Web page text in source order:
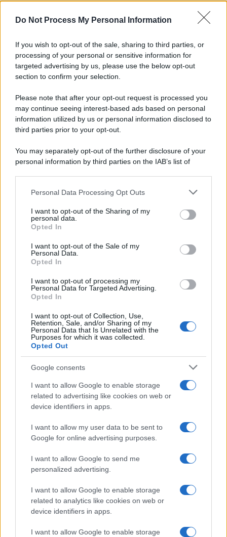
Do Not Process My Personal Information
If you wish to opt-out of the sale, sharing to third parties, or
processing of your personal or sensitive information for
targeted advertising by us, please use the below opt-out
section to confirm your selection.
Please note that after your opt-out request is processed you
may continue seeing interest-based ads based on personal
information utilized by us or personal information disclosed to
third parties prior to your opt-out.
You may separately opt-out of the further disclosure of your
personal information by third parties on the IAB’s list of
This information may also be disclosed by us to third parties
disclose it to other third parties.
Please note that this website/app uses one or more Google
services and may gather and store information including but
not limited to your visit or usage behaviour. You may click to
grant or deny consent to Google and its third-party tags to
consent section.
Personal Data Processing Opt Outs
I want to opt-out of the Sharing of my
personal data.
Opted In
I want to opt-out of the Sale of my
Personal Data.
Opted In
I want to opt-out of processing my
Personal Data for Targeted Advertising.
Opted In
I want to opt-out of Collection, Use,
Retention, Sale, and/or Sharing of my
Personal Data that Is Unrelated with the
Purposes for which it was collected.
Opted Out
Google consents
I want to allow Google to enable storage
related to advertising like cookies on web or
device identifiers in apps.
I want to allow my user data to be sent to
Google for online advertising purposes.
I want to allow Google to send me
personalized advertising.
I want to allow Google to enable storage
related to analytics like cookies on web or
device identifiers in apps.
I want to allow Google to enable storage